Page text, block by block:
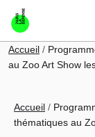
Aller au contenu
Fil d'Ariane
Accueil
au Zoo Art Show
Fil d'Ariane
Accueil
thématiques au